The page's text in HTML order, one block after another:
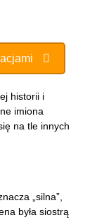
historii i
imiona
na tle innych
„silna”,
była siostrą